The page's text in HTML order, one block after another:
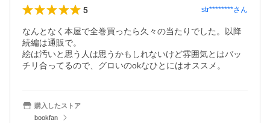
5 str********さん
なんとなく本屋で全巻買ったら久々の当たりでした。以降
続編は通販で。
絵は汚いと思う人は思うかもしれないけど雰囲気とはバッ
チリ合ってるので、グロいのokなひとにはオススメ。
購入したストア
bookfan